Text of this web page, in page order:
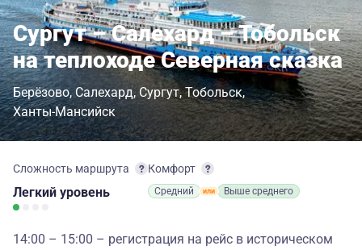
Сургут – Салехард – Тобольск
на теплоходе Северная сказка
Берёзово Салехард Сургут Тобольск
Ханты-Мансийск
Сложность маршрута
Легкий уровень
Комфорт
Средний Выше среднего
14:00 – 15:00 – регистрация на рейс в историческом